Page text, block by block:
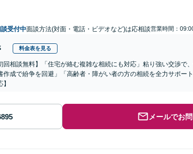
受付中面談方法(対面・電話・ビデオなど)は応相談営業時間：
料金表を見る
回相談無料】「住宅が絡む複雑な相続にも対応」粘り強い交渉で
作成で紛争を回避」「高齢者・障がい者の方の相続を全力サポー
メールでお